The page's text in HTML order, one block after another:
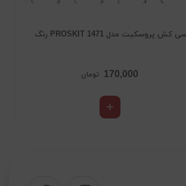
آی سی کش پروسکیت مدل 1471 PROSKIT رنگ
170,000 تومان